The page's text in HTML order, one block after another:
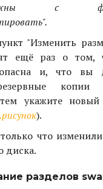
с
"Изменить
ещё раз о том,
и, что вы
копии
укажите новый
).
что
диска.
разделов